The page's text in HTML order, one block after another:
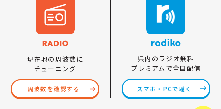
現在地の周波数に
チューニング
周波数を確認する
県内のラジオ無料
プレミアムで全国配信
スマホ・PCで聴く